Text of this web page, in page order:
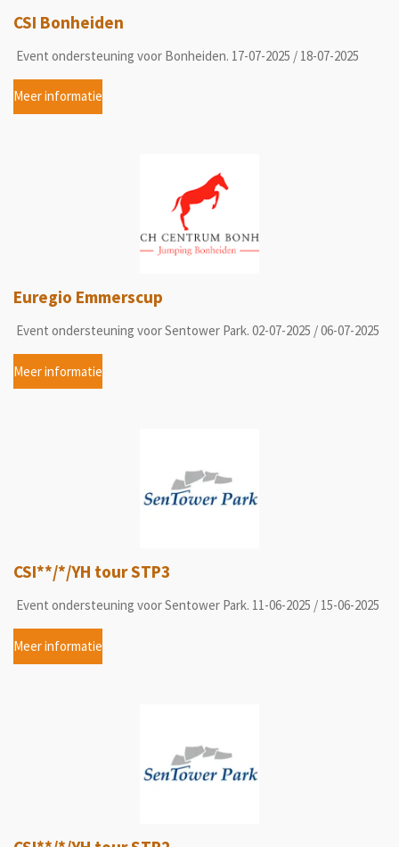
CSI Bonheiden
Event ondersteuning voor Bonheiden. 17-07-2025 / 18-07-2025
Meer informatie
Euregio Emmerscup
Event ondersteuning voor Sentower Park. 02-07-2025 / 06-07-2025
Meer informatie
CSI**/*/YH tour STP3
Event ondersteuning voor Sentower Park. 11-06-2025 / 15-06-2025
Meer informatie